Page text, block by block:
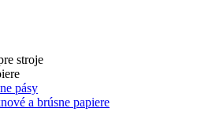
stroje
pásy
a brúsne papiere